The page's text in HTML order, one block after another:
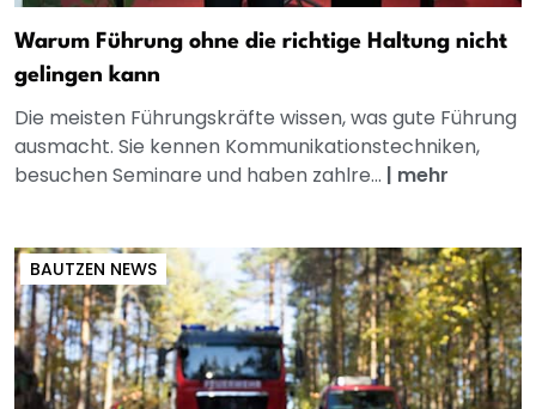
Warum Führung ohne die richtige Haltung nicht
gelingen kann
Die meisten Führungskräfte wissen, was gute Führung
ausmacht. Sie kennen Kommunikationstechniken,
besuchen Seminare und haben zahlre... | mehr
BAUTZEN NEWS